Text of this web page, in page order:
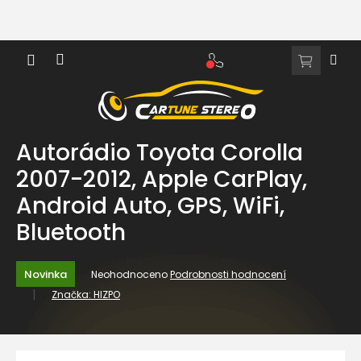
obsah
NÁKUPNÍ
Autorádio Toyota Corolla
2007-2012, Apple CarPlay,
Android Auto, GPS, WiFi,
Bluetooth
Novinka
Průměrné
hodnocení
produktu
0,0
NeohodnocenoPodrobnosti hodnocení
Značka: HIZPO